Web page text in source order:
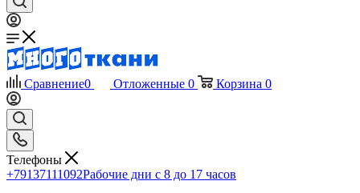
Сравнение0 Отложенные 0 Корзина 0
Телефоны
+79137111092Рабочие дни с 8 до 17 часов